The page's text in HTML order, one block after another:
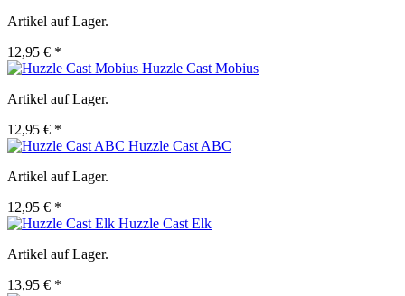
Artikel auf Lager.
12,95 € *
Huzzle Cast Mobius
Artikel auf Lager.
12,95 € *
Huzzle Cast ABC
Artikel auf Lager.
12,95 € *
Huzzle Cast Elk
Artikel auf Lager.
13,95 € *